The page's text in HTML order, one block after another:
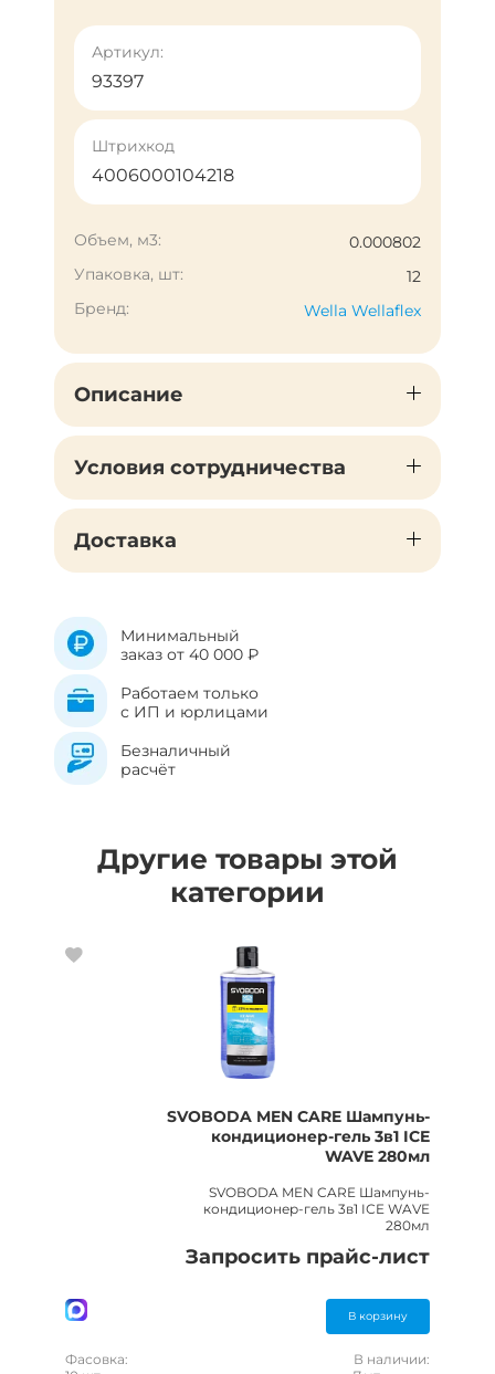
Артикул:
93397
Штрихкод
4006000104218
Объем, м3:
0.000802
Упаковка, шт:
12
Бренд:
Wella Wellaflex
Описание
Условия сотрудничества
Доставка
Минимальный
заказ от 40 000 ₽
Работаем только
с ИП и юрлицами
Безналичный
расчёт
Другие товары этой
категории
SVOBODA MEN CARE Шампунь-
кондиционер-гель 3в1 IСE
WAVE 280мл
SVOBODA MEN CARE Шампунь-
кондиционер-гель 3в1 IСE WAVE
280мл
Запросить прайс-лист
В корзину
Фасовка:
В наличии: